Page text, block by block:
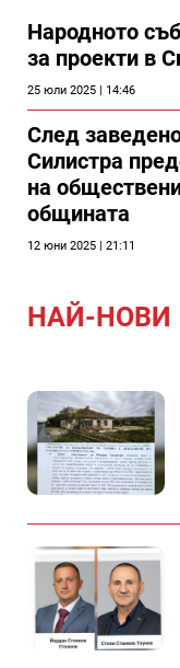
Народното
за проекти в
25 юли 2025 | 14:46
След
Силистра
на
общината
12 юни 2025 | 21:11
НАЙ-НОВИ